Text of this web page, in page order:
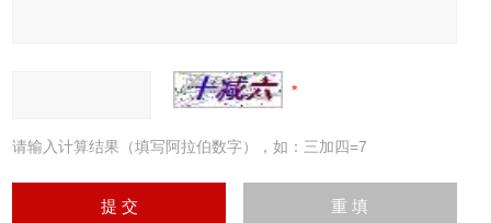
请输入计算结果（填写阿拉伯数字），如：三加四=7